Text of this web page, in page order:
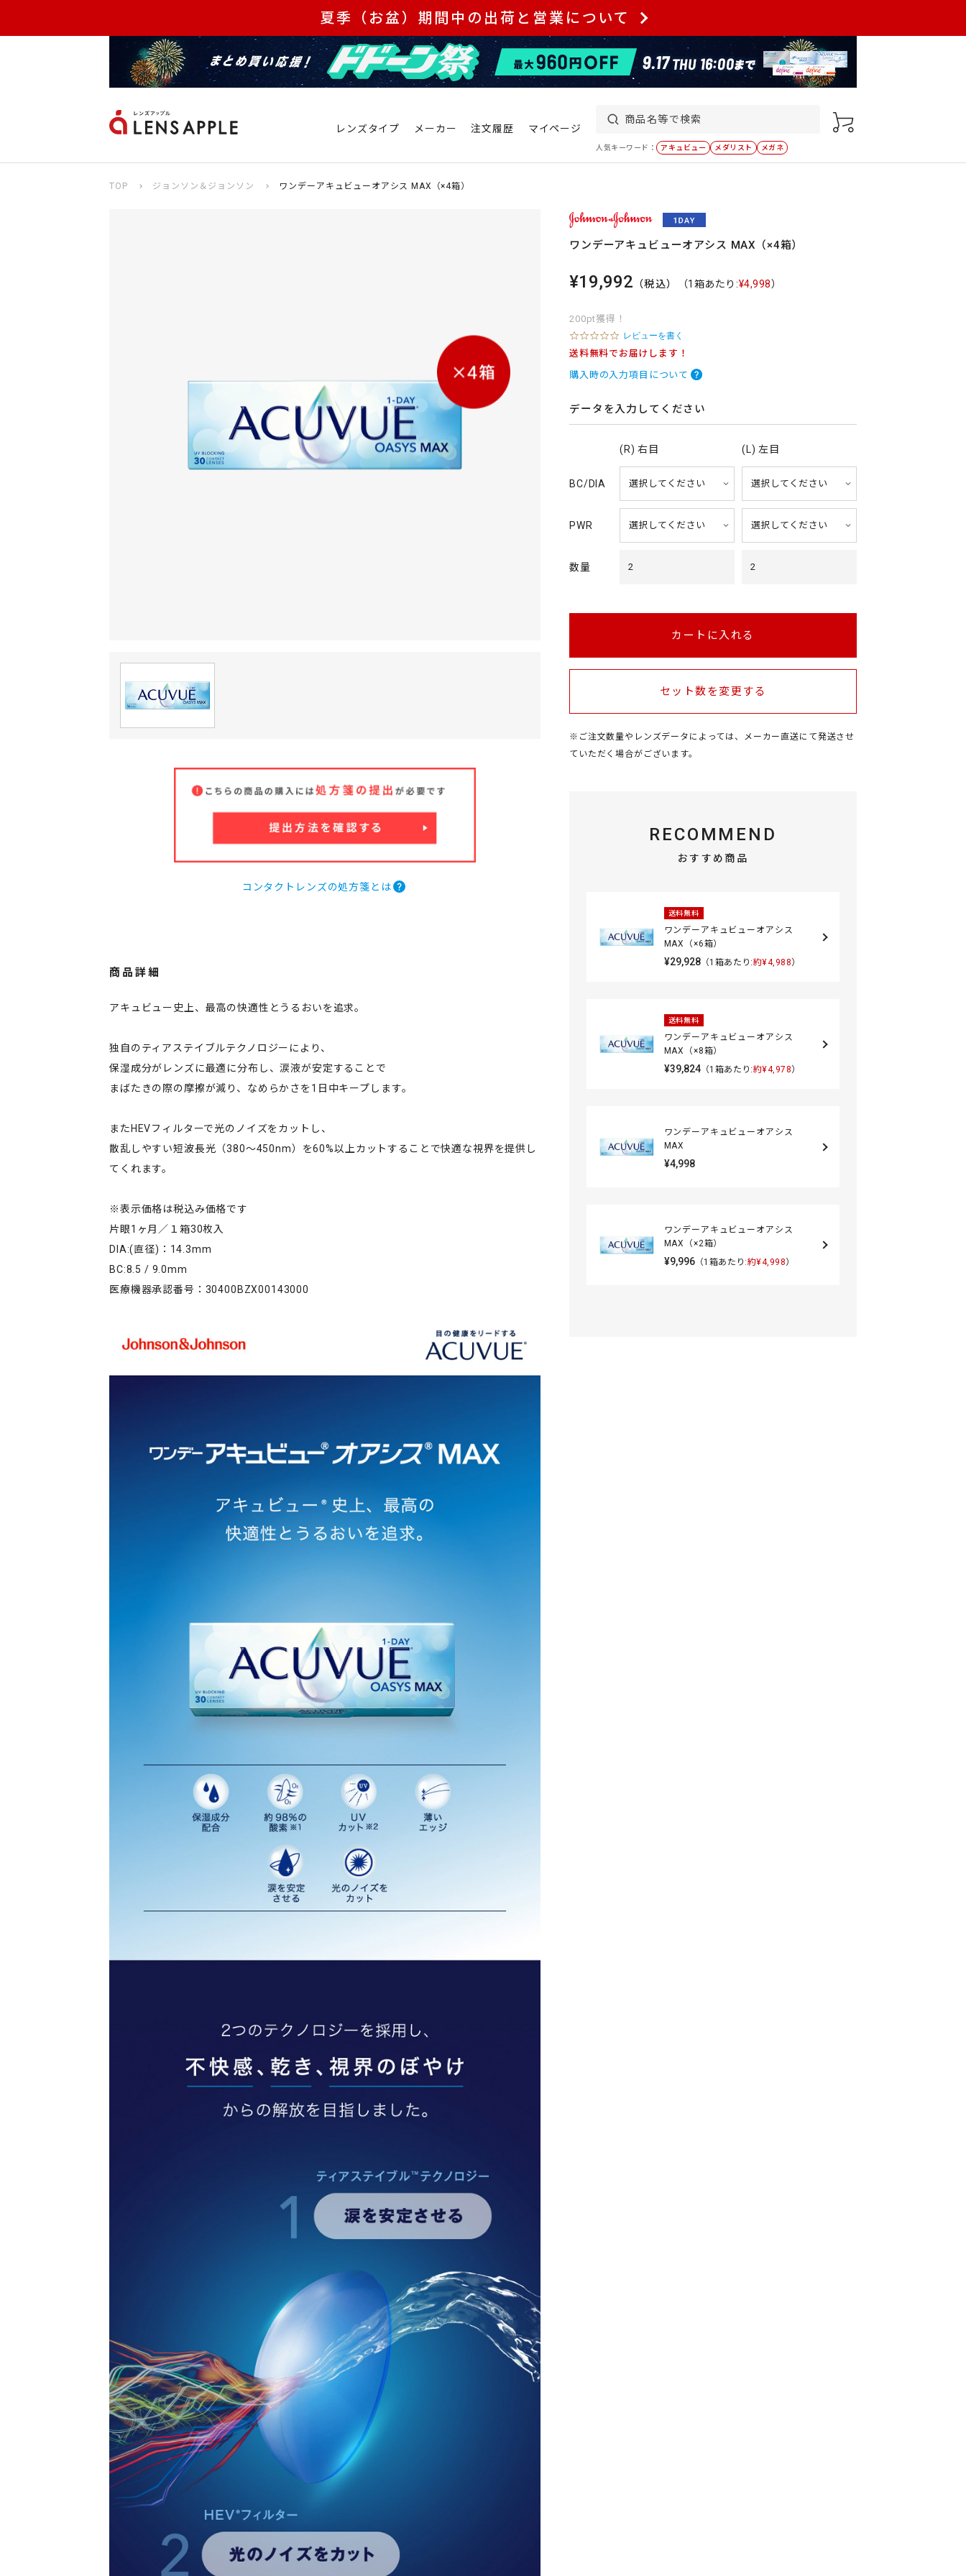
夏季（お盆）期間中の出荷と営業について
レンズタイプ メーカー 注文履歴 マイページ
人気キーワード： アキュビュー メダリスト メガネ
TOP ジョンソン＆ジョンソン ワンデーアキュビューオアシス MAX（×4箱）
コンタクトレンズの処方箋とは
商品詳細
アキュビュー史上、最高の快適性とうるおいを追求。
独自のティアステイブルテクノロジーにより、
保湿成分がレンズに最適に分布し、涙液が安定することで
まばたきの際の摩擦が減り、なめらかさを1日中キープします。
またHEVフィルターで光のノイズをカットし、
散乱しやすい短波長光（380～450nm）を60%以上カットすることで快適な視界を提供し
てくれます。
※表示価格は税込み価格です
片眼1ヶ月／１箱30枚入
DIA:(直径)：14.3mm
BC:8.5 / 9.0mm
医療機器承認番号：30400BZX00143000
ワンデーアキュビューオアシス MAX（×4箱）
¥19,992 （税込） （1箱あたり:¥4,998）
200pt獲得！
0
.
0
s
r
r
t
i
n
レビューを書く
送料無料でお届けします！
購入時の入力項目について
データを入力してください
(R) 右目 (L) 左目
BC/DIA
PWR
数量 2 2
カートに入れる
セット数を変更する
※ご注文数量やレンズデータによっては、メーカー直送にて発送させ
ていただく場合がございます。
RECOMMEND
おすすめ商品
送料無料
ワンデーアキュビューオアシス
MAX（×6箱）
¥29,928（1箱あたり:約¥4,988）
送料無料
ワンデーアキュビューオアシス
MAX（×8箱）
¥39,824（1箱あたり:約¥4,978）
ワンデーアキュビューオアシス
MAX
¥4,998
ワンデーアキュビューオアシス
MAX（×2箱）
¥9,996（1箱あたり:約¥4,998）